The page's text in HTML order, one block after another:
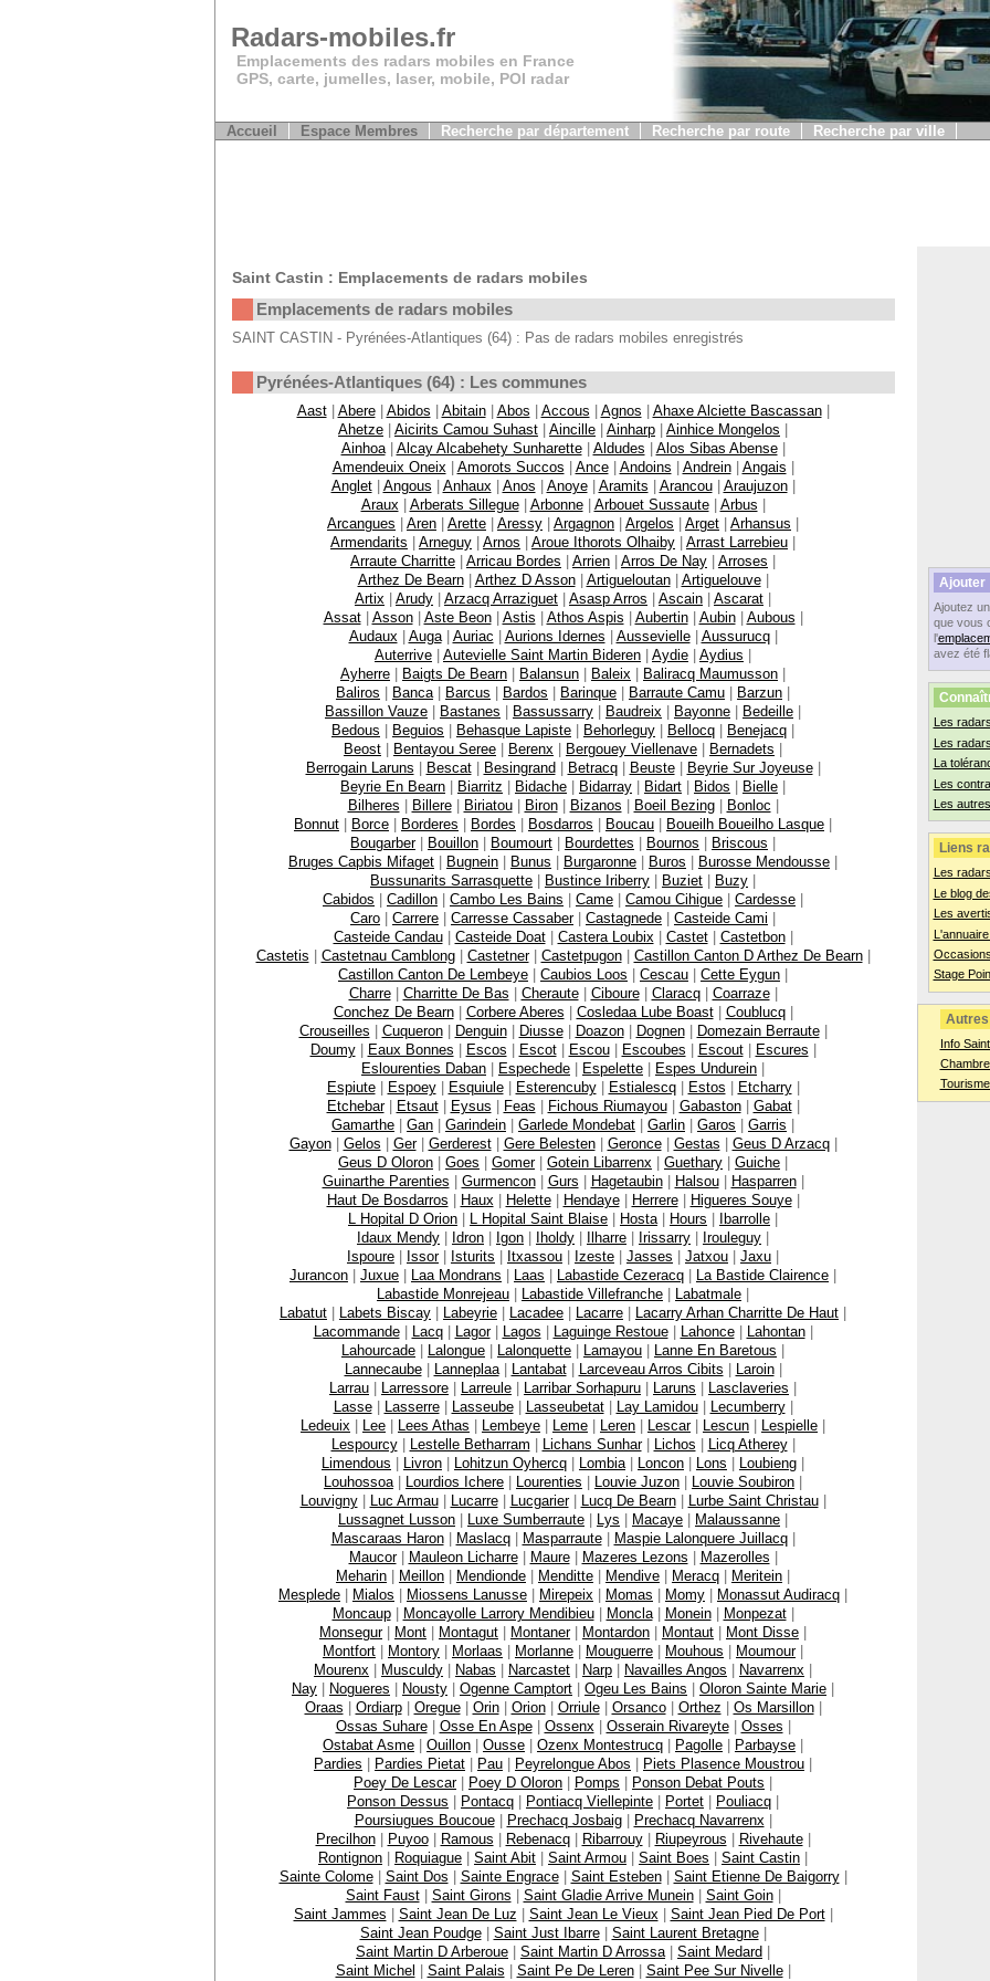
Radars-mobiles.fr
Emplacements des radars mobiles en France
GPS, carte, jumelles, laser, mobile, POI radar
Accueil Espace Membres Recherche par département Recherche par route Recherche par ville
Ajouter
Ajoutez un
que vous
l'
avez été
Les
Les
La
Les
Les
Liens
Les
Le blog
Les
Stage
Info
Saint Castin : Emplacements de radars mobiles
Emplacements de radars mobiles
SAINT CASTIN - Pyrénées-Atlantiques (64) : Pas de radars mobiles enregistrés
Pyrénées-Atlantiques (64) : Les communes
Aast| Abere| Abidos | Abitain| Abos | Accous | Agnos | Ahaxe Alciette Bascassan|
Ahetze | Aicirits Camou Suhast | Aincille | Ainharp | Ainhice Mongelos |
Ainhoa| Alcay Alcabehety Sunharette| Aldudes | Alos Sibas Abense|
Amendeuix Oneix | Amorots Succos | Ance| Andoins | Andrein| Angais |
Anglet| Angous | Anhaux | Anos | Anoye| Aramits | Arancou| Araujuzon|
Araux | Arberats Sillegue| Arbonne| Arbouet Sussaute| Arbus |
Arcangues | Aren | Arette | Aressy | Argagnon | Argelos | Arget | Arhansus |
Armendarits | Arneguy | Arnos | Aroue Ithorots Olhaiby | Arrast Larrebieu |
Arraute Charritte | Arricau Bordes | Arrien | Arros De Nay | Arroses |
Arthez De Bearn| Arthez D Asson| Artigueloutan| Artiguelouve|
Artix | Arudy | Arzacq Arraziguet | Asasp Arros | Ascain | Ascarat |
Assat| Asson| Aste Beon| Astis | Athos Aspis | Aubertin| Aubin| Aubous |
Audaux | Auga| Auriac | Aurions Idernes | Aussevielle| Aussurucq|
Auterrive | Autevielle Saint Martin Bideren | Aydie | Aydius |
Ayherre | Baigts De Bearn | Balansun | Baleix | Baliracq Maumusson |
Baliros | Banca | Barcus | Bardos | Barinque | Barraute Camu | Barzun |
Bassillon Vauze | Bastanes | Bassussarry | Baudreix | Bayonne | Bedeille |
Bedous | Beguios | Behasque Lapiste | Behorleguy | Bellocq | Benejacq |
Beost | Bentayou Seree | Berenx | Bergouey Viellenave | Bernadets |
Berrogain Laruns | Bescat| Besingrand| Betracq| Beuste| Beyrie Sur Joyeuse|
Beyrie En Bearn | Biarritz | Bidache | Bidarray | Bidart | Bidos | Bielle |
Bilheres | Billere| Biriatou| Biron| Bizanos | Boeil Bezing| Bonloc |
Bonnut | Borce | Borderes | Bordes | Bosdarros | Boucau | Boueilh Boueilho Lasque |
Bougarber| Bouillon | Boumourt | Bourdettes | Bournos | Briscous |
Bruges Capbis Mifaget | Bugnein | Bunus | Burgaronne | Buros | Burosse Mendousse |
Bussunarits Sarrasquette | Bustince Iriberry | Buziet | Buzy |
Cabidos | Cadillon | Cambo Les Bains | Came | Camou Cihigue | Cardesse |
Caro | Carrere | Carresse Cassaber| Castagnede | Casteide Cami |
Casteide Candau| Casteide Doat| Castera Loubix | Castet| Castetbon|
Castetis | Castetnau Camblong| Castetner| Castetpugon| Castillon Canton D Arthez De Bearn|
Castillon Canton De Lembeye | Caubios Loos | Cescau | Cette Eygun |
Charre| Charritte De Bas | Cheraute| Ciboure| Claracq| Coarraze|
Conchez De Bearn| Corbere Aberes | Cosledaa Lube Boast| Coublucq|
Crouseilles | Cuqueron| Denguin| Diusse| Doazon| Dognen| Domezain Berraute|
Doumy| Eaux Bonnes | Escos | Escot| Escou| Escoubes | Escout| Escures |
Eslourenties Daban | Espechede | Espelette | Espes Undurein |
Espiute| Espoey| Esquiule| Esterencuby| Estialescq| Estos | Etcharry|
Etchebar| Etsaut| Eysus | Feas | Fichous Riumayou| Gabaston| Gabat|
Gamarthe | Gan | Garindein | Garlede Mondebat | Garlin | Garos | Garris |
Gayon| Gelos | Ger| Gerderest| Gere Belesten| Geronce| Gestas | Geus D Arzacq|
Geus D Oloron | Goes | Gomer| Gotein Libarrenx | Guethary | Guiche |
Guinarthe Parenties | Gurmencon| Gurs | Hagetaubin| Halsou| Hasparren|
Haut De Bosdarros | Haux | Helette| Hendaye| Herrere| Higueres Souye|
L Hopital D Orion | L Hopital Saint Blaise | Hosta | Hours | Ibarrolle |
Idaux Mendy | Idron | Igon | Iholdy | Ilharre | Irissarry | Irouleguy |
Ispoure | Issor| Isturits | Itxassou | Izeste | Jasses | Jatxou | Jaxu |
Jurancon | Juxue | Laa Mondrans | Laas | Labastide Cezeracq | La Bastide Clairence |
Labastide Monrejeau | Labastide Villefranche | Labatmale |
Labatut | Labets Biscay | Labeyrie | Lacadee | Lacarre | Lacarry Arhan Charritte De Haut |
Lacommande| Lacq| Lagor| Lagos | Laguinge Restoue| Lahonce| Lahontan|
Lahourcade | Lalongue | Lalonquette | Lamayou | Lanne En Baretous |
Lannecaube| Lanneplaa| Lantabat| Larceveau Arros Cibits | Laroin|
Larrau | Larressore | Larreule | Larribar Sorhapuru | Laruns | Lasclaveries |
Lasse| Lasserre| Lasseube| Lasseubetat| Lay Lamidou| Lecumberry|
Ledeuix | Lee | Lees Athas | Lembeye | Leme | Leren | Lescar| Lescun | Lespielle |
Lespourcy| Lestelle Betharram | Lichans Sunhar| Lichos | Licq Atherey|
Limendous | Livron | Lohitzun Oyhercq | Lombia | Loncon | Lons | Loubieng |
Louhossoa | Lourdios Ichere | Lourenties | Louvie Juzon | Louvie Soubiron |
Louvigny| Luc Armau| Lucarre| Lucgarier| Lucq De Bearn| Lurbe Saint Christau|
Lussagnet Lusson | Luxe Sumberraute | Lys | Macaye | Malaussanne |
Mascaraas Haron| Maslacq| Masparraute| Maspie Lalonquere Juillacq|
Maucor| Mauleon Licharre| Maure| Mazeres Lezons | Mazerolles |
Meharin | Meillon | Mendionde | Menditte | Mendive | Meracq | Meritein |
Mesplede | Mialos | Miossens Lanusse | Mirepeix | Momas | Momy | Monassut Audiracq |
Moncaup| Moncayolle Larrory Mendibieu| Moncla| Monein| Monpezat|
Monsegur| Mont | Montagut | Montaner| Montardon | Montaut | Mont Disse |
Montfort | Montory | Morlaas | Morlanne | Mouguerre | Mouhous | Moumour|
Mourenx | Musculdy | Nabas | Narcastet | Narp | Navailles Angos | Navarrenx |
Nay | Nogueres | Nousty | Ogenne Camptort | Ogeu Les Bains | Oloron Sainte Marie |
Oraas | Ordiarp| Oregue| Orin| Orion| Orriule| Orsanco| Orthez | Os Marsillon|
Ossas Suhare| Osse En Aspe| Ossenx | Osserain Rivareyte| Osses |
Ostabat Asme | Ouillon | Ousse | Ozenx Montestrucq | Pagolle | Parbayse |
Pardies | Pardies Pietat | Pau | Peyrelongue Abos | Piets Plasence Moustrou |
Poey De Lescar| Poey D Oloron | Pomps | Ponson Debat Pouts |
Ponson Dessus | Pontacq | Pontiacq Viellepinte | Portet | Pouliacq |
Poursiugues Boucoue| Prechacq Josbaig| Prechacq Navarrenx |
Precilhon| Puyoo| Ramous | Rebenacq| Ribarrouy| Riupeyrous | Rivehaute|
Rontignon | Roquiague | Saint Abit | Saint Armou | Saint Boes | Saint Castin |
Sainte Colome| Saint Dos | Sainte Engrace| Saint Esteben| Saint Etienne De Baigorry|
Saint Faust| Saint Girons | Saint Gladie Arrive Munein| Saint Goin|
Saint Jammes | Saint Jean De Luz | Saint Jean Le Vieux | Saint Jean Pied De Port|
Saint Jean Poudge| Saint Just Ibarre| Saint Laurent Bretagne|
Saint Martin D Arberoue | Saint Martin D Arrossa | Saint Medard |
Saint Michel | Saint Palais | Saint Pe De Leren| Saint Pee Sur Nivelle|